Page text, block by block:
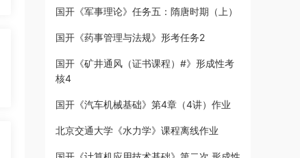
国开《军事理论》任务五：隋唐时期（上）
国开《药事管理与法规》形考任务2
国开《矿井通风（证书课程）#》形成性考
核4
国开《汽车机械基础》第4章（4讲）作业
北京交通大学《水力学》课程离线作业